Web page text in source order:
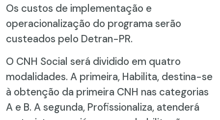
Os custos de implementação e
operacionalização do programa serão
custeados pelo Detran-PR.
O CNH Social será dividido em quatro
modalidades. A primeira, Habilita, destina-se
à obtenção da primeira CNH nas categorias
A e B. A segunda, Profissionaliza, atenderá